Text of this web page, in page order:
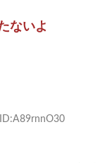
ないよ